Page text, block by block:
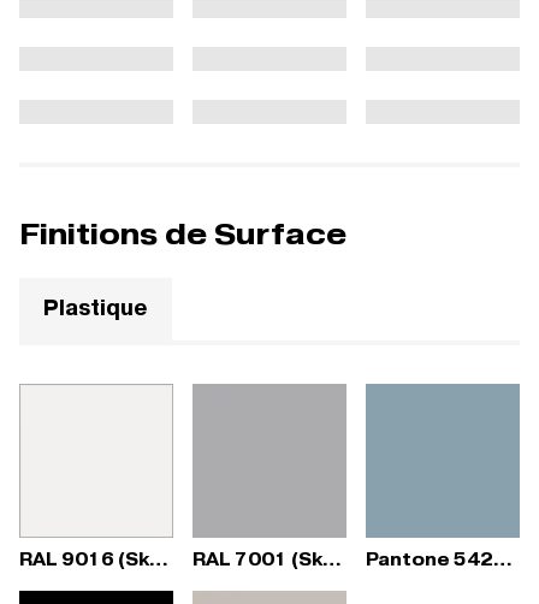
Finitions de Surface
Plastique
RAL 9016 (Sky Fresh) RAL 7001 (Sky Fresh) Pantone 5425C (Sky Fresh)